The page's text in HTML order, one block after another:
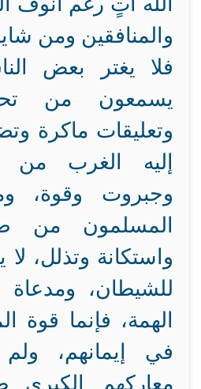
والمنافقين ومن
فلا يغتر بعض
يسمعون من
وتعليقات ماكرة
إليه الغرب
وجبروت وقوة،
المسلمون من
واستكانة وتذلل،
للشيطان،
الهمة، فإنما قوة
في إيمانهم،
معاركهم الكبرى